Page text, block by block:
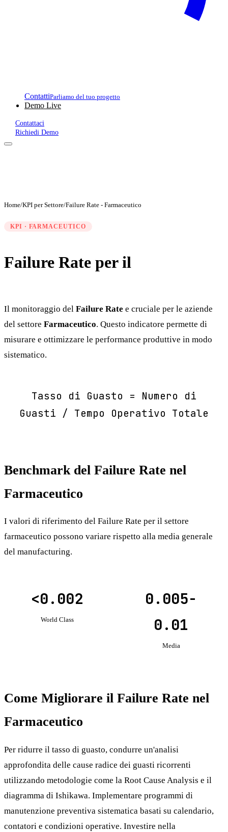
ContattiParliamo del tuo progetto
Demo Live
Contattaci
Richiedi Demo
Home/KPI per Settore/Failure Rate - Farmaceutico
KPI · FARMACEUTICO
Failure Rate per il
Il monitoraggio del Failure Rate e cruciale per le aziende
del settore Farmaceutico. Questo indicatore permette di
misurare e ottimizzare le performance produttive in modo
sistematico.
Tasso di Guasto = Numero di
Guasti / Tempo Operativo Totale
Benchmark del Failure Rate nel
Farmaceutico
I valori di riferimento del Failure Rate per il settore
farmaceutico possono variare rispetto alla media generale
del manufacturing.
<0.002
World Class
0.005-
0.01
Media
Come Migliorare il Failure Rate nel
Farmaceutico
Per ridurre il tasso di guasto, condurre un'analisi
approfondita delle cause radice dei guasti ricorrenti
utilizzando metodologie come la Root Cause Analysis e il
diagramma di Ishikawa. Implementare programmi di
manutenzione preventiva sistematica basati su calendario,
contatori e condizioni operative. Investire nella